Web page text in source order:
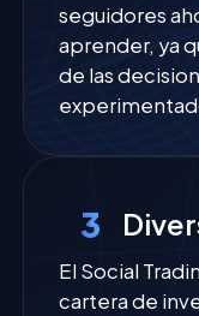
seguidores
aprender, ya
de las
3
El Social
cartera de